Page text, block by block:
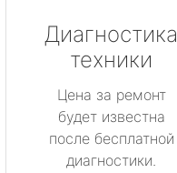
Диагностика
техники
Цена за ремонт
будет известна
после бесплатной
диагностики.